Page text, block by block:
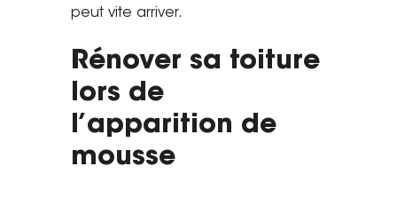
Architecte
Demander un devis
Tel. 04 82 29 21 82
Contact
peut vite arriver.
Rénover sa toiture
lors de
l’apparition de
mousse